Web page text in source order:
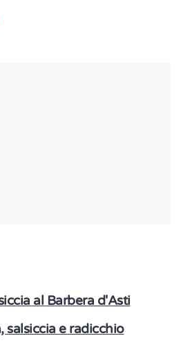
al Barbera d'Asti
salsiccia e radicchio